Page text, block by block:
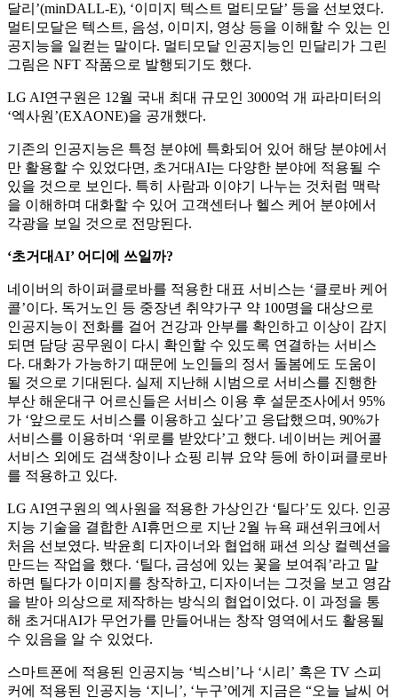
달리’(minDALL-E), ‘이미지 텍스트 멀티모달’ 등을 선보였다.
멀티모달은 텍스트, 음성, 이미지, 영상 등을 이해할 수 있는 인
공지능을 일컫는 말이다. 멀티모달 인공지능인 민달리가 그린
그림은 NFT 작품으로 발행되기도 했다.
LG AI연구원은 12월 국내 최대 규모인 3000억 개 파라미터의
‘엑사원’(EXAONE)을 공개했다.
기존의 인공지능은 특정 분야에 특화되어 있어 해당 분야에서
만 활용할 수 있었다면, 초거대AI는 다양한 분야에 적용될 수
있을 것으로 보인다. 특히 사람과 이야기 나누는 것처럼 맥락
을 이해하며 대화할 수 있어 고객센터나 헬스 케어 분야에서
각광을 보일 것으로 전망된다.
‘초거대AI’ 어디에 쓰일까?
네이버의 하이퍼클로바를 적용한 대표 서비스는 ‘클로바 케어
콜’이다. 독거노인 등 중장년 취약가구 약 100명을 대상으로
인공지능이 전화를 걸어 건강과 안부를 확인하고 이상이 감지
되면 담당 공무원이 다시 확인할 수 있도록 연결하는 서비스
다. 대화가 가능하기 때문에 노인들의 정서 돌봄에도 도움이
될 것으로 기대된다. 실제 지난해 시범으로 서비스를 진행한
부산 해운대구 어르신들은 서비스 이용 후 설문조사에서 95%
가 ‘앞으로도 서비스를 이용하고 싶다’고 응답했으며, 90%가
서비스를 이용하며 ‘위로를 받았다’고 했다. 네이버는 케어콜
서비스 외에도 검색창이나 쇼핑 리뷰 요약 등에 하이퍼클로바
를 적용하고 있다.
LG AI연구원의 엑사원을 적용한 가상인간 ‘틸다’도 있다. 인공
지능 기술을 결합한 AI휴먼으로 지난 2월 뉴욕 패션위크에서
처음 선보였다. 박윤희 디자이너와 협업해 패션 의상 컬렉션을
만드는 작업을 했다. ‘틸다, 금성에 있는 꽃을 보여줘’라고 말
하면 틸다가 이미지를 창작하고, 디자이너는 그것을 보고 영감
을 받아 의상으로 제작하는 방식의 협업이었다. 이 과정을 통
해 초거대AI가 무언가를 만들어내는 창작 영역에서도 활용될
수 있음을 알 수 있었다.
스마트폰에 적용된 인공지능 ‘빅스비’나 ‘시리’ 혹은 TV 스피
커에 적용된 인공지능 ‘지니’, ‘누구’에게 지금은 “오늘 날씨 어